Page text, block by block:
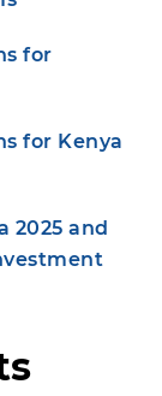
for
for Kenya
2025 and